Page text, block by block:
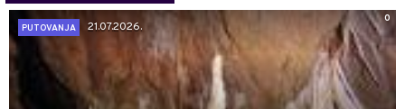
0
PUTOVANJA
21.07.2026.